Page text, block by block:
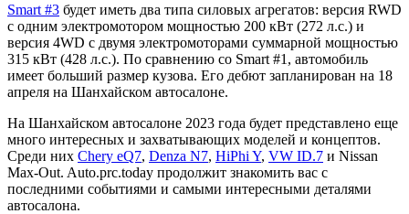
Smart #3 будет иметь два типа силовых агрегатов: версия RWD
с одним электромотором мощностью 200 кВт (272 л.с.) и
версия 4WD с двумя электромоторами суммарной мощностью
315 кВт (428 л.с.). По сравнению со Smart #1, автомобиль
имеет больший размер кузова. Его дебют запланирован на 18
апреля на Шанхайском автосалоне.
На Шанхайском автосалоне 2023 года будет представлено еще
много интересных и захватывающих моделей и концептов.
Среди них Chery eQ7, Denza N7, HiPhi Y, VW ID.7 и Nissan
Max-Out. Auto.prc.today продолжит знакомить вас с
последними событиями и самыми интересными деталями
автосалона.